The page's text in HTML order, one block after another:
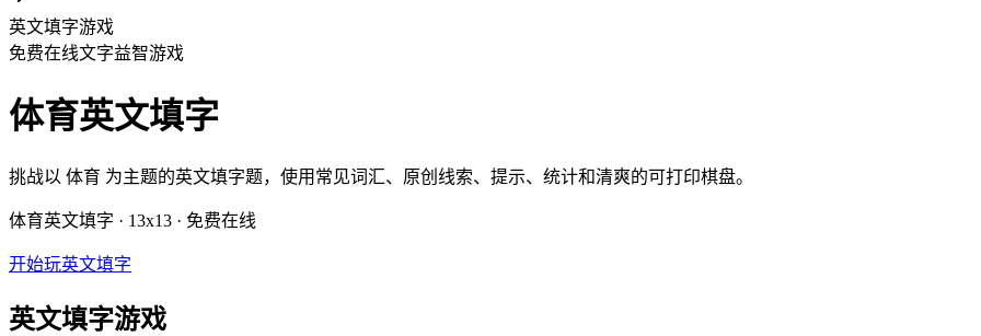
英文填字游戏
免费在线文字益智游戏
体育英文填字
挑战以 体育 为主题的英文填字题，使用常见词汇、原创线索、提示、统计和清爽的可打印棋盘。
体育英文填字 · 13x13 · 免费在线
开始玩英文填字
英文填字游戏